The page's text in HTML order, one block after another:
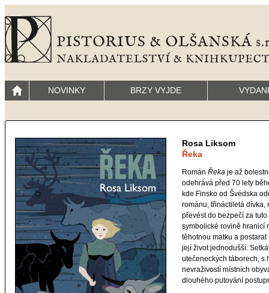
NOVINKY BRZY VYJDE
Rosa Liksom
Řeka
Román Řeka je až
odehrává před 70 lety
kde Finsko od Švédska
románu, třináctiletá dívka,
převést do bezpečí za
symbolické rovině hranicí
těhotnou matku a
její život jednodušší.
utečeneckých táborech, s
nevraživostí místních
dlouhého putování